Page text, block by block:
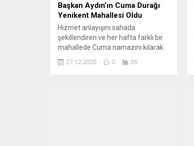
Başkan Aydın’ın Cuma Durağı
Yenikent Mahallesi Oldu
Hizmet anlayışını sahada
şekillendiren ve her hafta farklı bir
mahallede Cuma namazını kılarak
Osmangazi Belediye Başkanı Erkan
27.12.2025 0 36